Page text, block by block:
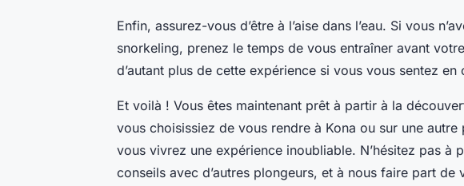
Enfin, assurez-vous d’être à l’aise dans l’eau. Si vous
snorkeling, prenez le temps de vous entraîner avant
d’autant plus de cette expérience si vous vous sentez en
Et voilà ! Vous êtes maintenant prêt à partir à la
vous choisissiez de vous rendre à Kona ou sur une
vous vivrez une expérience inoubliable. N’hésitez pas à
conseils avec d’autres plongeurs, et à nous faire part